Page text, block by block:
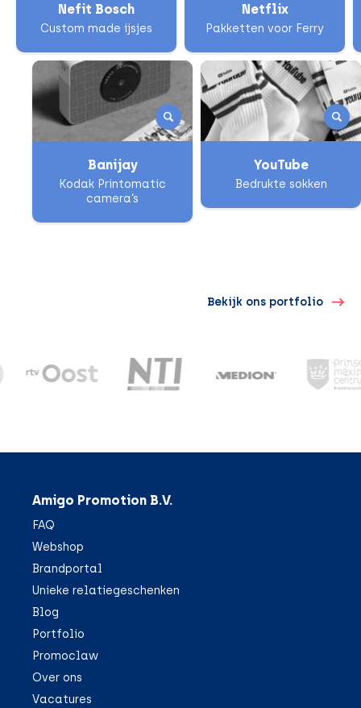
Nefit Bosch
Custom made ijsjes
Banijay
Kodak Printomatic
camera’s
Netflix
Pakketten voor Ferry
YouTube
Bedrukte sokken
Bekijk ons portfolio
Amigo Promotion B.V.
FAQ
Webshop
Brandportal
Unieke relatiegeschenken
Blog
Portfolio
Promoclaw
Over ons
Vacatures